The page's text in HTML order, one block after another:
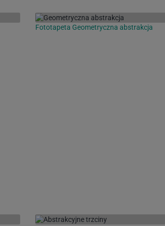
Fototapeta Geometryczna abstrakcja